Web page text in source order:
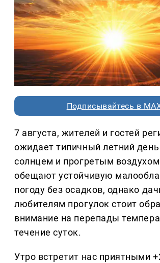
Подписывайтесь в
7 августа, жителей и гостей
ожидает типичный летний
солнцем и прогретым
обещают устойчивую
погоду без осадков, однако
любителям прогулок стоит
внимание на перепады
течение суток.
Утро встретит нас приятными